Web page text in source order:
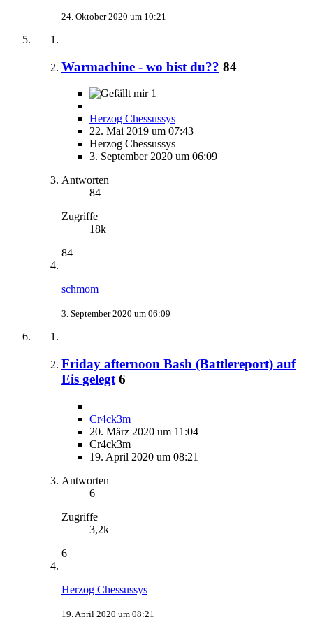
24. Oktober 2020 um 10:21
Warmachine - wo bist du?? 84
1
Herzog Chessussys
22. Mai 2019 um 07:43
Herzog Chessussys
3. September 2020 um 06:09
Antworten
84
Zugriffe
18k
84
schmom
3. September 2020 um 06:09
Friday afternoon Bash (Battlereport) auf
Eis gelegt 6
Cr4ck3m
20. März 2020 um 11:04
Cr4ck3m
19. April 2020 um 08:21
Antworten
6
Zugriffe
3,2k
6
Herzog Chessussys
19. April 2020 um 08:21